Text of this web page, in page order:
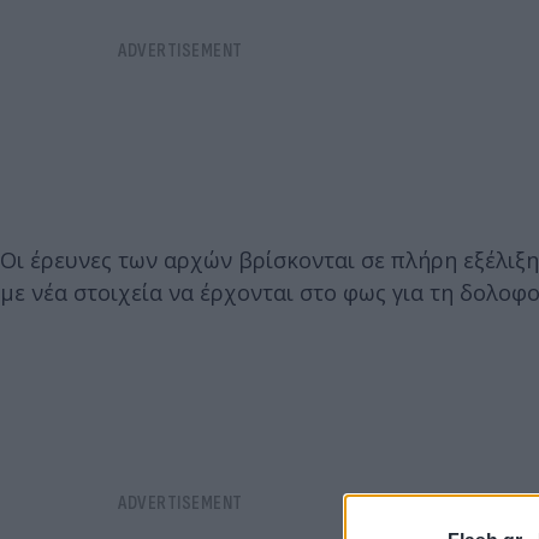
Οι έρευνες των αρχών βρίσκονται σε πλήρη
με νέα στοιχεία να έρχονται στο φως για τη